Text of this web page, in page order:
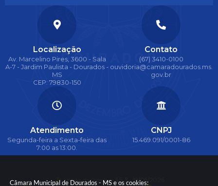
Câmara Municipal de Dourados - MS e os cookies:
Localização
Av. Marcelino Pires, 3600 - Sala
A-7 - Jardim Paulista - Dourados -
MS
CEP: 79830-150
Contato
(67) 3410-0100
ouvidoria@camaradourados.ms.
gov.br
Atendimento
Segunda-feira a Sexta-feira das
7:00 as 13:00.
CNPJ
15.469.091/0001-86
Versão do Sistema:3.5.3 - 19/06/2026